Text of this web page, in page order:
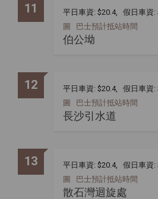
11 平日車資: $20.4, 假日車資:
圖
巴士預計抵站時間
伯公坳
12 平日車資: $20.4, 假日車資:
圖
巴士預計抵站時間
長沙引水道
13 平日車資: $20.4, 假日車資:
圖
巴士預計抵站時間
散石灣迴旋處